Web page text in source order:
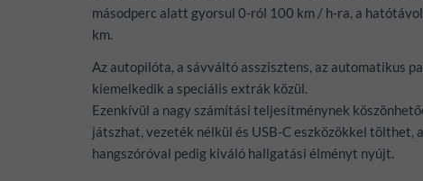
másodperc alatt gyorsul 0-ról 100 km / h-ra, a
km.
Az autopilóta, a sávváltó asszisztens, az automatikus
kiemelkedik a speciális extrák közül.
Ezenkívül a nagy számítási teljesítménynek
játszhat, vezeték nélkül és USB-C eszközökkel tölthet,
hangszóróval pedig kiváló hallgatási élményt nyújt.